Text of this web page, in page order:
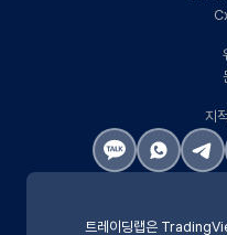
지
트레이딩랩은